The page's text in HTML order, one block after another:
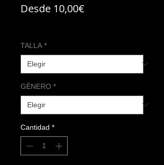
Desde 10,00€
TALLA *
GÉNERO *
Cantidad *